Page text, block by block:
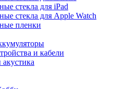
стекла для iPad
стекла для Apple Watch
пленки
и кабели